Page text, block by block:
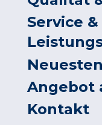
Service &
Angebot
Kontakt